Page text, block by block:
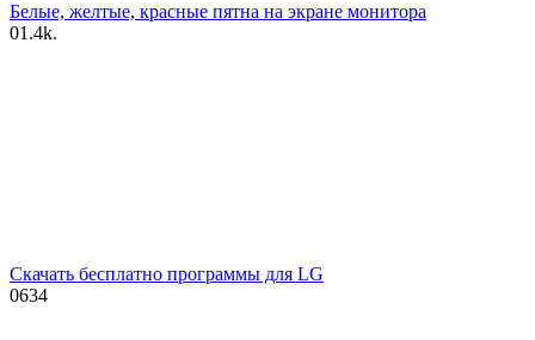
Белые, желтые, красные пятна на экране монитора
01.4k.
Скачать бесплатно программы для LG
0634